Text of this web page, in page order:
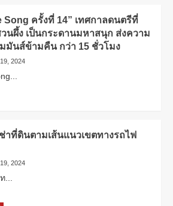
Song ครั้งที่ 14” เทศกาลดนตรีที่
วนผึ้ง เป็นกระดานมหาสนุก ส่งความ
มันส์ข้ามคืน กว่า 15 ชั่วโมง
2024
ที่ดินตามเส้นแนวเขตทางรถไฟ
2024